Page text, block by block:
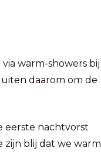
warm-showers bij
daarom om de
eerste nachtvorst
zijn blij dat we warm